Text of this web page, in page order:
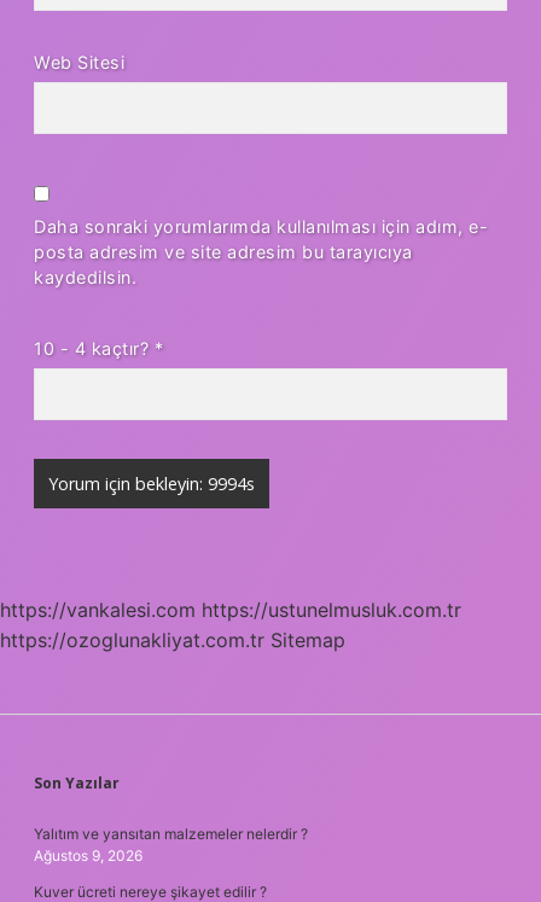
Web Sitesi
Daha sonraki yorumlarımda kullanılması için adım, e-
posta adresim ve site adresim bu tarayıcıya
kaydedilsin.
10 - 4 kaçtır? *
https://vankalesi.com https://ustunelmusluk.com.tr
https://ozoglunakliyat.com.tr Sitemap
SIDEBAR
Son Yazılar
Yalıtım ve yansıtan malzemeler nelerdir ?
Ağustos 9, 2026
Kuver ücreti nereye şikayet edilir ?